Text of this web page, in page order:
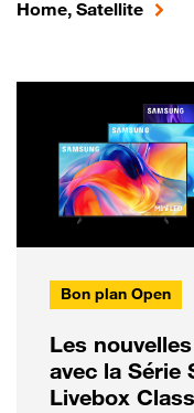
Home, Satellite
Bon plan Open
Les nouvelles
avec la Série
Livebox